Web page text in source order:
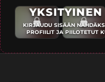
KIRJAUDU SISÄÄN
PROFIILIT JA PIILOTETUT